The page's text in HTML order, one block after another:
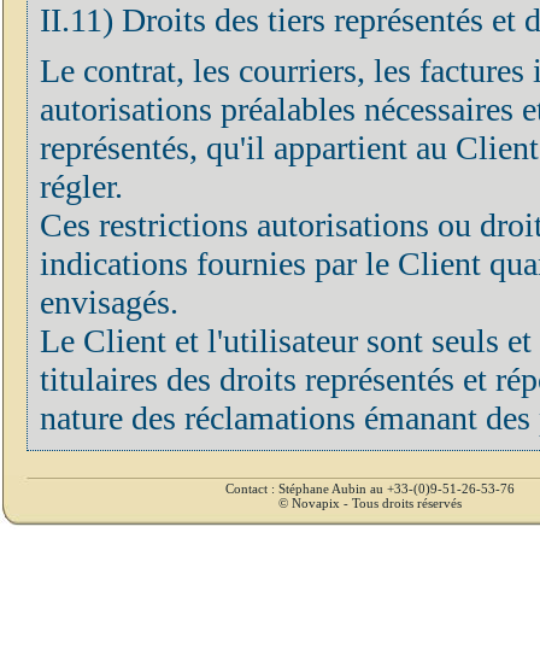
II.11) Droits des tiers représentés et
Le contrat, les courriers, les
autorisations préalables
représentés, qu'il appartient au
régler.
Ces restrictions autorisations ou
indications fournies par le Client
envisagés.
Le Client et l'utilisateur sont seuls
titulaires des droits représentés et
nature des réclamations émanant
Contact : Stéphane Aubin au +33-(0)9-51-26-53-76
© Novapix - Tous droits réservés